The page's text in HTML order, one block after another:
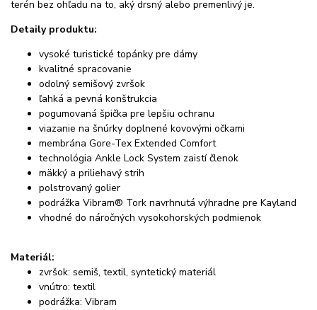
terén bez ohľadu na to, aký drsný alebo premenlivý je.
Detaily produktu:
vysoké turistické topánky pre dámy
kvalitné spracovanie
odolný semišový zvršok
ľahká a pevná konštrukcia
pogumovaná špička pre lepšiu ochranu
viazanie na šnúrky doplnené kovovými očkami
membrána Gore-Tex Extended Comfort
technológia Ankle Lock System zaistí členok
mäkký a priliehavý strih
polstrovaný golier
podrážka Vibram® Tork navrhnutá výhradne pre Kayland
vhodné do náročných vysokohorských podmienok
Materiál:
zvršok: semiš, textil, syntetický materiál
vnútro: textil
podrážka: Vibram